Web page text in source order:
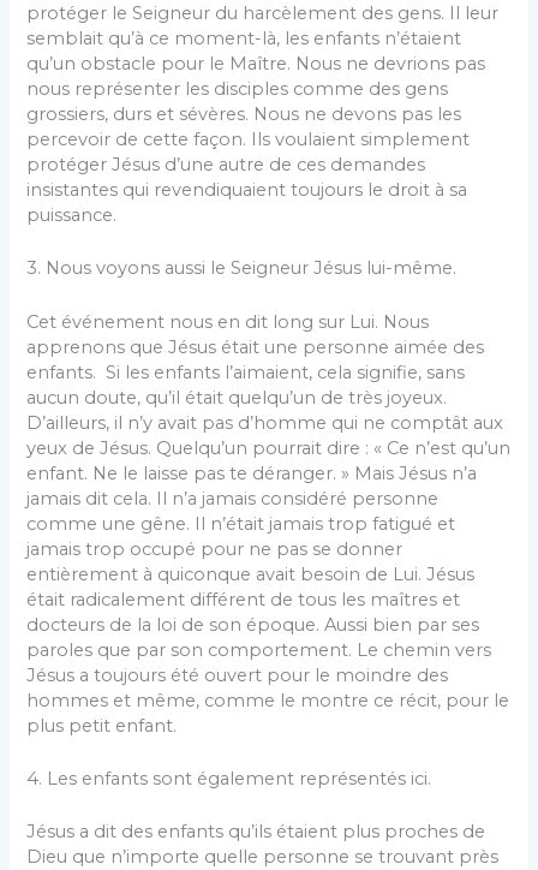
protéger le Seigneur du harcèlement des gens. Il leur
semblait qu’à ce moment-là, les enfants n’étaient
qu’un obstacle pour le Maître. Nous ne devrions pas
nous représenter les disciples comme des gens
grossiers, durs et sévères. Nous ne devons pas les
percevoir de cette façon. Ils voulaient simplement
protéger Jésus d’une autre de ces demandes
insistantes qui revendiquaient toujours le droit à sa
puissance.
3. Nous voyons aussi le Seigneur Jésus lui-même.
Cet événement nous en dit long sur Lui. Nous
apprenons que Jésus était une personne aimée des
enfants. Si les enfants l’aimaient, cela signifie, sans
aucun doute, qu’il était quelqu’un de très joyeux.
D’ailleurs, il n’y avait pas d’homme qui ne comptât aux
yeux de Jésus. Quelqu’un pourrait dire : « Ce n’est qu’un
enfant. Ne le laisse pas te déranger. » Mais Jésus n’a
jamais dit cela. Il n’a jamais considéré personne
comme une gêne. Il n’était jamais trop fatigué et
jamais trop occupé pour ne pas se donner
entièrement à quiconque avait besoin de Lui. Jésus
était radicalement différent de tous les maîtres et
docteurs de la loi de son époque. Aussi bien par ses
paroles que par son comportement. Le chemin vers
Jésus a toujours été ouvert pour le moindre des
hommes et même, comme le montre ce récit, pour le
plus petit enfant.
4. Les enfants sont également représentés ici.
Jésus a dit des enfants qu’ils étaient plus proches de
Dieu que n’importe quelle personne se trouvant près